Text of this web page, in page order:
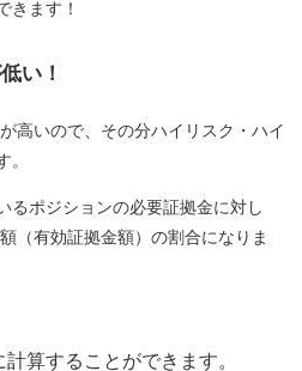
きます！
い！
高いので、その分ハイリスク・ハイ
。
るポジションの必要証拠金に対し
（有効証拠金額）の割合になりま
算することができます。